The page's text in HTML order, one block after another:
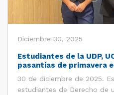
Diciembre 30, 2025
Estudiantes de la UDP,
pasantías de primavera
30 de diciembre de 2025.
estudiantes de Derecho de